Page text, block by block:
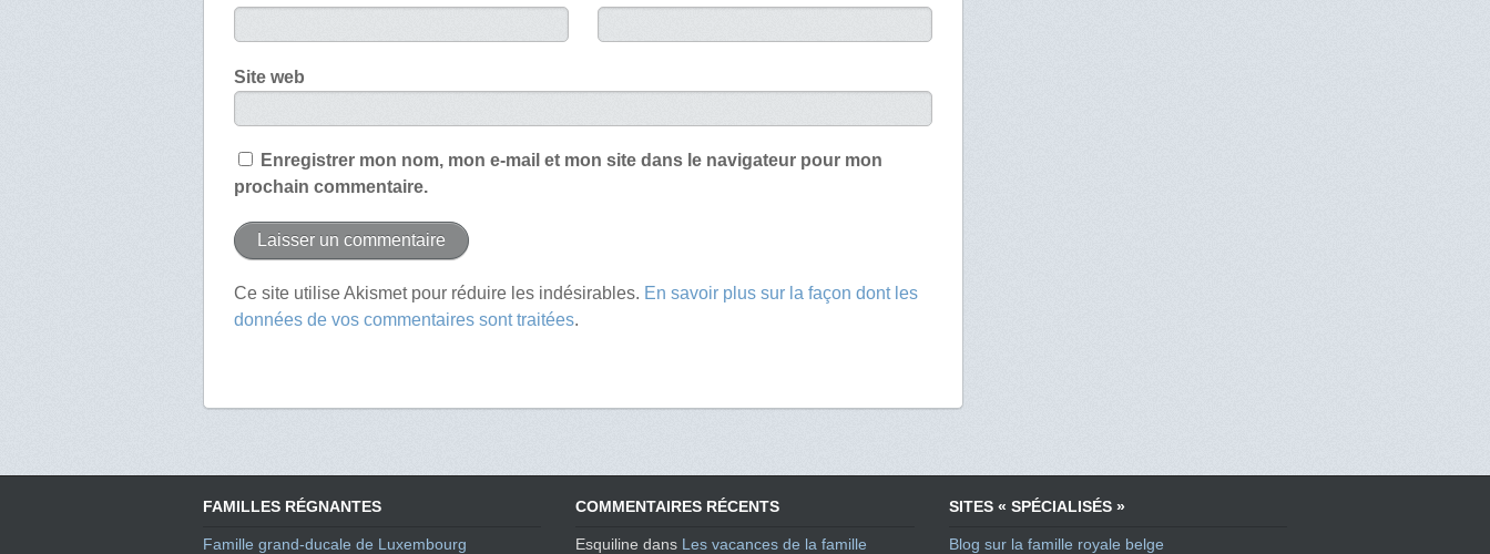
Site web
Enregistrer mon nom, mon e-mail et mon site dans le navigateur pour mon
prochain commentaire.
Ce site utilise Akismet pour réduire les indésirables. En savoir plus sur la façon dont les
données de vos commentaires sont traitées.
FAMILLES RÉGNANTES
Famille grand-ducale de Luxembourg
COMMENTAIRES RÉCENTS
Esquiline dans Les vacances de la famille
SITES « SPÉCIALISÉS »
Blog sur la famille royale belge